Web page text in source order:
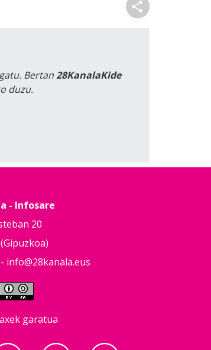
Bertan28KanalaKide
duzu.
- Infosare
20
info@28kanala.eus
garatua